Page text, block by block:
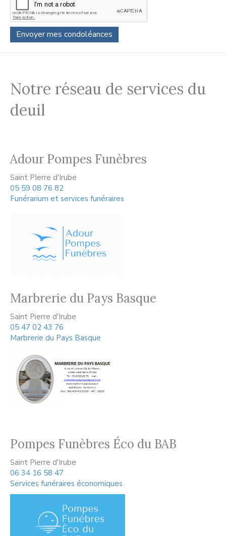
Notre réseau de services du
deuil
Adour Pompes Funèbres
Saint PIerre d'Irube
05 59 08 76 82
Funérarium et services funéraires
Marbrerie du Pays Basque
Saint Pierre d'Irube
05 47 02 43 76
Marbrerie du Pays Basque
Pompes Funèbres Éco du BAB
Saint Pierre d'Irube
06 34 16 58 47
Services funéraires économiques